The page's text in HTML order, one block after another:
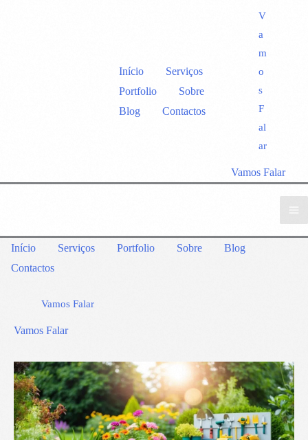
Início
Serviços
Portfolio
Sobre
Blog
Contactos
V
a
m
o
s
F
al
ar
Vamos Falar
Início Serviços Portfolio Sobre
Blog
Contactos
Vamos Falar
Vamos Falar